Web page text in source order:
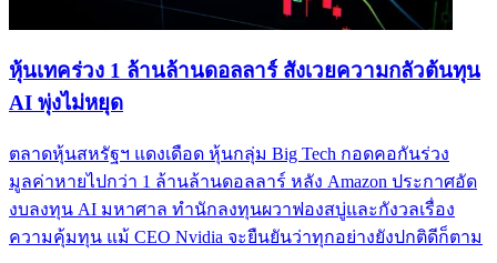
หุ้นเทคร่วง 1 ล้านล้านดอลลาร์ สังเวยความกลัวต้นทุน
AI พุ่งไม่หยุด
ตลาดหุ้นสหรัฐฯ แดงเดือด หุ้นกลุ่ม Big Tech กอดคอกันร่วง
มูลค่าหายไปกว่า 1 ล้านล้านดอลลาร์ หลัง Amazon ประกาศอัด
งบลงทุน AI มหาศาล ทำนักลงทุนผวาฟองสบู่และกังวลเรื่อง
ความคุ้มทุน แม้ CEO Nvidia จะยืนยันว่าทุกอย่างยังปกติดีก็ตาม